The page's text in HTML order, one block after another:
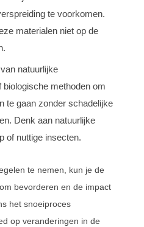
te voorkomen.
materialen niet op de
natuurlijke
biologische methoden om
te gaan zonder schadelijke
Denk aan natuurlijke
of nuttige insecten.
te nemen, kun je de
bevorderen en de impact
het snoeiproces
op veranderingen in de